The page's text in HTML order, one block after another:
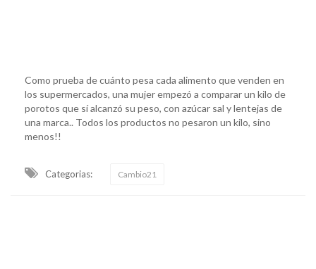
Como prueba de cuánto pesa cada alimento que venden en
los supermercados, una mujer empezó a comparar un kilo de
porotos que sí alcanzó su peso, con azúcar sal y lentejas de
una marca.. Todos los productos no pesaron un kilo, sino
menos!!
Categorias: Cambio21